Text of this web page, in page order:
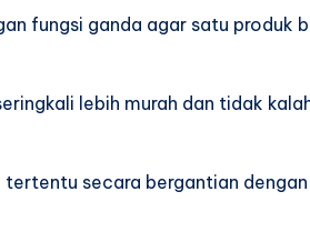
fungsi ganda agar satu produk
lebih murah dan tidak
tertentu secara bergantian